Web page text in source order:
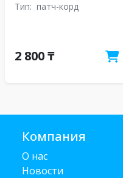
Тип: патч-корд
2 800 ₸
Компания
О нас
Новости